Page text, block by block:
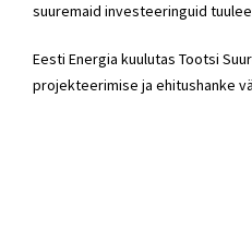
suuremaid investeeringuid
Eesti Energia kuulutas Tootsi
projekteerimise ja ehitushanke